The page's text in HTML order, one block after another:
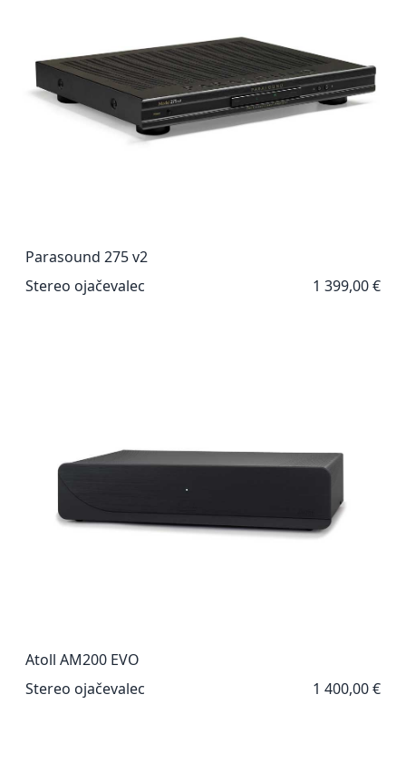
Parasound 275 v2
Stereo ojačevalec
1 399,00 €
Atoll AM200 EVO
Stereo ojačevalec
1 400,00 €